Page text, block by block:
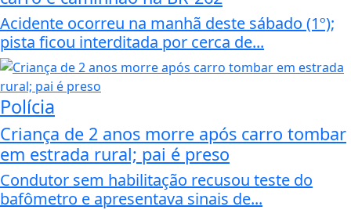
Acidente ocorreu na manhã deste sábado (1º);
pista ficou interditada por cerca de...
Polícia
Criança de 2 anos morre após carro tombar
em estrada rural; pai é preso
Condutor sem habilitação recusou teste do
bafômetro e apresentava sinais de...